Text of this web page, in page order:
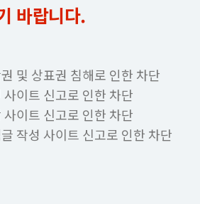
바랍니다.
및 상표권 침해로 인한 차단
이트 신고로 인한 차단
이트 신고로 인한 차단
작성 사이트 신고로 인한 차단